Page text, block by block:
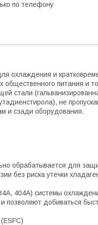
по телефону
охлаждения и
общественного питания и
стали
не
и сзади оборудования.
обрабатывается для
без риска утечки
404A) системы
добиваться